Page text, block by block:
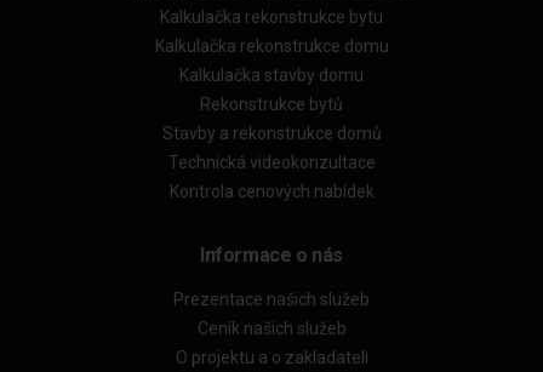
Kalkulačka rekonstrukce bytu
Kalkulačka rekonstrukce domu
Kalkulačka stavby domu
Rekonstrukce bytů
Stavby a rekonstrukce domů
Technická videokonzultace
Kontrola cenových nabídek
Informace o nás
Prezentace našich služeb
Ceník našich služeb
O projektu a o zakladateli